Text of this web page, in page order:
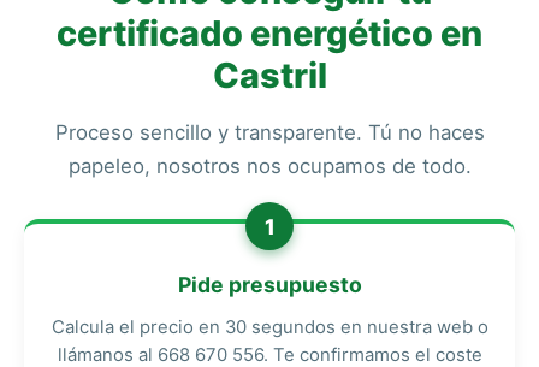
certificado energético en
Castril
Proceso sencillo y transparente. Tú no haces
papeleo, nosotros nos ocupamos de todo.
1
Pide presupuesto
Calcula el precio en 30 segundos en nuestra web o
llámanos al 668 670 556. Te confirmamos el coste